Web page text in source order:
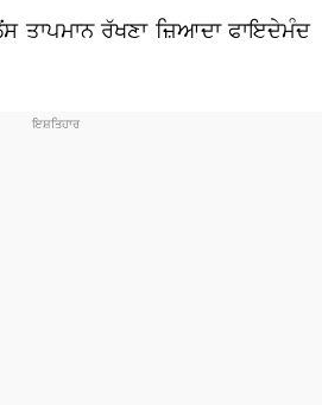
ਰੱਖਣਾ ਜ਼ਿਆਦਾ ਫਾਇਦੇਮੰਦ